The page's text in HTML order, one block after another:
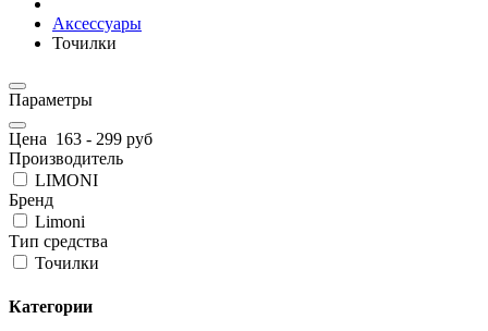
Аксессуары
Точилки
Параметры
Цена 163 - 299 руб
Производитель
LIMONI
Бренд
Limoni
Тип средства
Точилки
Категории